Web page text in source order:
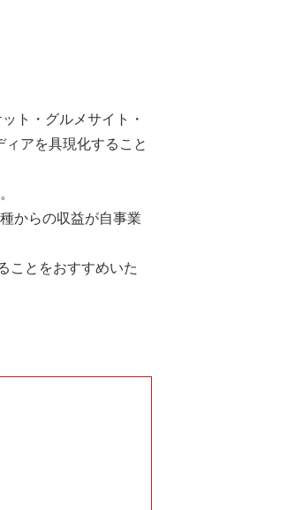
ト・グルメサイト・
アを具現化すること
からの収益が自事業
ことをおすすめいた